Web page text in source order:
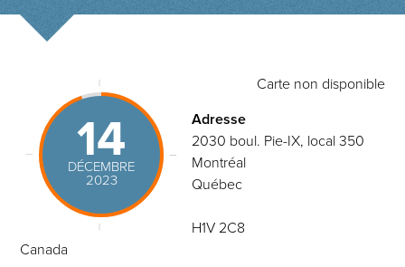
14
DÉCEMBRE
2023
Carte non disponible
Adresse
2030 boul. Pie-IX, local 350
Montréal
Québec
H1V 2C8
Canada